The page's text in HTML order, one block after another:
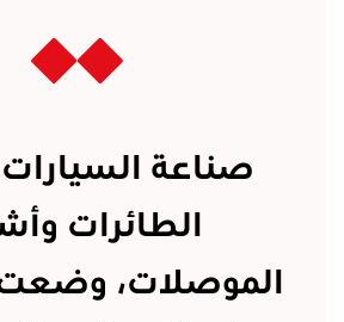
صناعة السيارات
الطائرات
الموصلات،